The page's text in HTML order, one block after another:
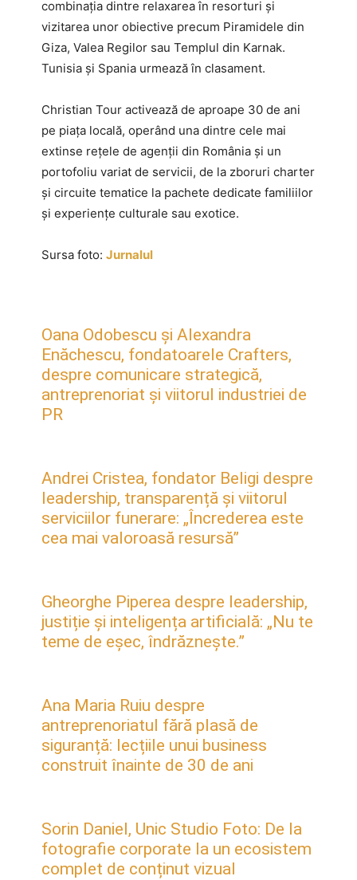
combinația dintre relaxarea în resorturi și
vizitarea unor obiective precum Piramidele din
Giza, Valea Regilor sau Templul din Karnak.
Tunisia și Spania urmează în clasament.
Christian Tour activează de aproape 30 de ani
pe piața locală, operând una dintre cele mai
extinse rețele de agenții din România și un
portofoliu variat de servicii, de la zboruri charter
și circuite tematice la pachete dedicate familiilor
și experiențe culturale sau exotice.
Sursa foto: Jurnalul
Oana Odobescu și Alexandra
Enăchescu, fondatoarele Crafters,
despre comunicare strategică,
antreprenoriat și viitorul industriei de
PR
Andrei Cristea, fondator Beligi despre
leadership, transparență și viitorul
serviciilor funerare: „Încrederea este
cea mai valoroasă resursă”
Gheorghe Piperea despre leadership,
justiție și inteligența artificială: „Nu te
teme de eșec, îndrăznește.”
Ana Maria Ruiu despre
antreprenoriatul fără plasă de
siguranță: lecțiile unui business
construit înainte de 30 de ani
Sorin Daniel, Unic Studio Foto: De la
fotografie corporate la un ecosistem
complet de conținut vizual